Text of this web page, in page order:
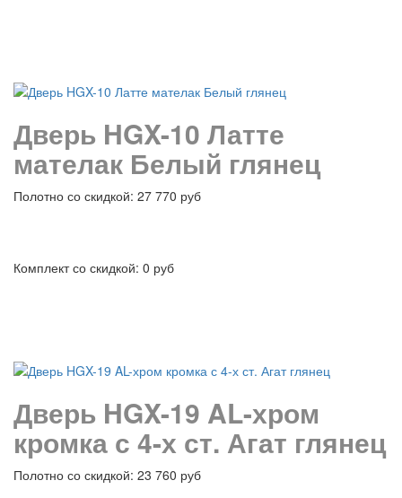
Дверь HGX-10 Латте
мателак Белый глянец
Полотно со скидкой: 27 770 руб
Комплект со скидкой: 0 руб
Дверь HGX-19 AL-хром
кромка с 4-х ст. Агат глянец
Полотно со скидкой: 23 760 руб